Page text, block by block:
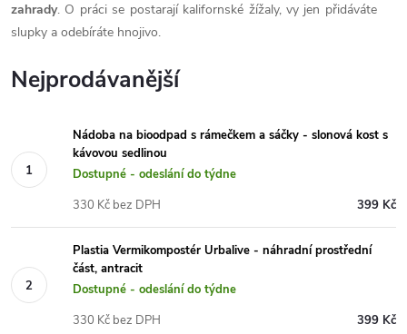
zahrady. O práci se postarají kalifornské žížaly, vy jen přidáváte
slupky a odebíráte hnojivo.
Nejprodávanější
Nádoba na bioodpad s rámečkem a sáčky - slonová kost s
kávovou sedlinou
Dostupné - odeslání do týdne
399 Kč
330 Kč bez DPH
Plastia Vermikompostér Urbalive - náhradní prostřední
část, antracit
Dostupné - odeslání do týdne
399 Kč
330 Kč bez DPH